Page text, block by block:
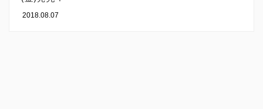
2018.08.07